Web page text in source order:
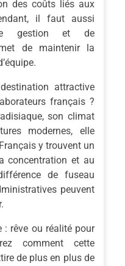
des coûts liés aux
il faut aussi
gestion et de
de maintenir la
attractive
français ?
son climat
modernes, elle
y trouvent un
concentration et au
de fuseau
peuvent
: rêve ou réalité pour
comment cette
de plus en plus de